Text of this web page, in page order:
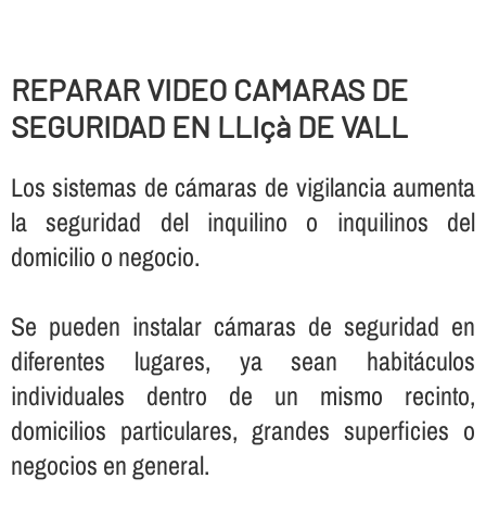
REPARAR VIDEO CAMARAS DE
SEGURIDAD EN LLIçà DE VALL
Los sistemas de cámaras de vigilancia aumenta
la seguridad del inquilino o inquilinos del
domicilio o negocio.
Se pueden instalar cámaras de seguridad en
diferentes lugares, ya sean habitáculos
individuales dentro de un mismo recinto,
domicilios particulares, grandes superficies o
negocios en general.